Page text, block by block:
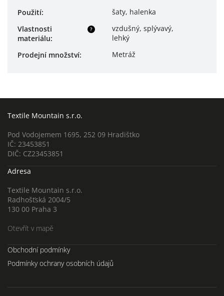
Použití: šaty, halenka
?
Vlastnosti
materiálu:
vzdušný, splývavý,
lehký
Prodejní množství: Metráž
Textile Mountain s.r.o.
Pod Vodojemem 1695, 252 09 Hradištko
IČ: 23453851
DIČ: CZ23453851
Adresa
Textile Mountain s.r.o.
Radhošťská 2004/5
130 00 Praha 3
Otevřít v mapě
Obchodní podmínky
Podmínky ochrany osobních údajů